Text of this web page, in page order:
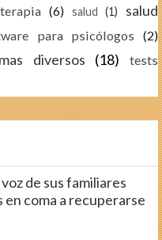
(6) salud (1)
salud
para psicólogos
(2)
diversos (18)
tests
de sus familiares
en coma a recuperarse